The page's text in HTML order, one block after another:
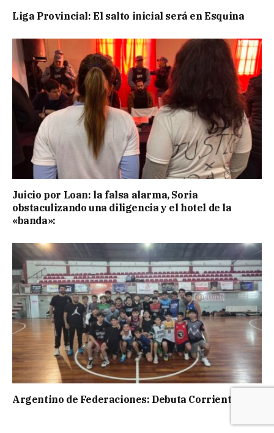
Liga Provincial: El salto inicial será en Esquina
Juicio por Loan: la falsa alarma, Soria
obstaculizando una diligencia y el hotel de la
«banda»:
Argentino de Federaciones: Debuta Corrientes